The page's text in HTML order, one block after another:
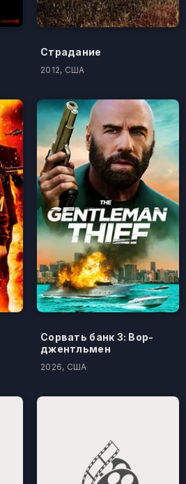
Страдание
2012, США
Сорвать банк 3: Вор-
джентльмен
2026, США